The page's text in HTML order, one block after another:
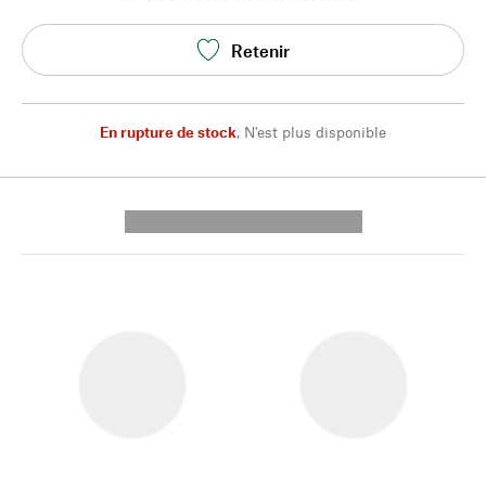
Retenir
En rupture de stock, N'est plus disponible